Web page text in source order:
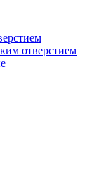
отверстием